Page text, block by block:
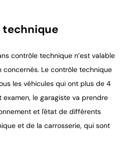
technique
contrôle technique n’est valable
concernés. Le contrôle technique
les véhicules qui ont plus de 4
le garagiste va prendre
et l'état de différents
et de la carrosserie, qui sont